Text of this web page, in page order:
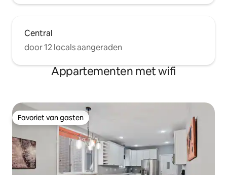
Central
door 12 locals aangeraden
Appartementen met wifi
Favoriet van gasten
Favoriet van gasten